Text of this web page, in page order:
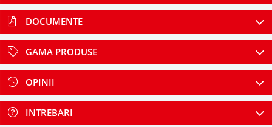
DOCUMENTE
GAMA PRODUSE
OPINII
INTREBARI